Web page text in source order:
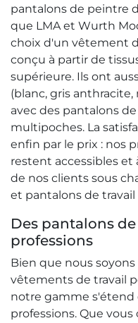
pantalons de peintre
que LMA et Wurth
choix d'un vêtement
conçu à partir de
supérieure. Ils ont
(blanc, gris anthracite,
avec des pantalons
multipoches. La
enfin par le prix : nos
restent accessibles et
de nos clients sous
et pantalons de travail
Des pantalons
professions
Bien que nous soyons
vêtements de travail
notre gamme
professions. Que